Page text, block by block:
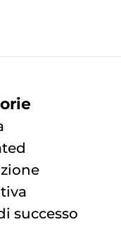
successo